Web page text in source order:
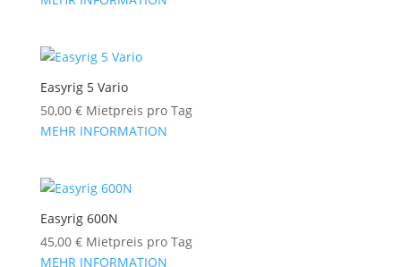
Easyrig 5 Vario
50,00 €Mietpreis pro Tag
MEHR INFORMATION
Easyrig 600N
45,00 €Mietpreis pro Tag
MEHR INFORMATION